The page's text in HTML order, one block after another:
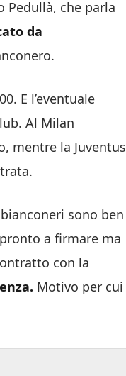
Pedullà, che parla
da
E l’eventuale
Al Milan
mentre la Juventus
sono ben
a firmare ma
con la
Motivo per cui